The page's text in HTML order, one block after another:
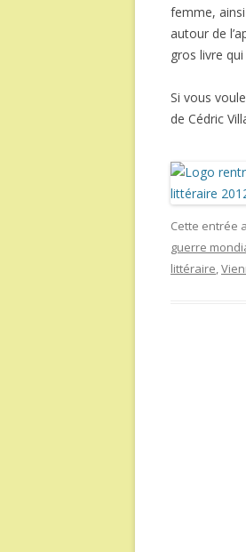
femme,
autour de
gros livre
Si vous
de Cédric
Cette entrée
guerre
littéraire,